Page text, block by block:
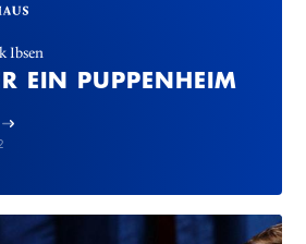
Ibsen
EIN PUPPENHEIM